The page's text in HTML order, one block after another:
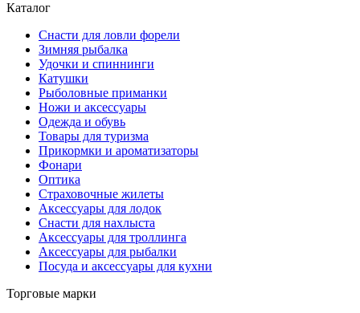
Каталог
Снасти для ловли форели
Зимняя рыбалка
Удочки и спиннинги
Катушки
Рыболовные приманки
Ножи и аксессуары
Одежда и обувь
Товары для туризма
Прикормки и ароматизаторы
Фонари
Оптика
Страховочные жилеты
Аксессуары для лодок
Снасти для нахлыста
Аксессуары для троллинга
Аксессуары для рыбалки
Посуда и аксессуары для кухни
Торговые марки